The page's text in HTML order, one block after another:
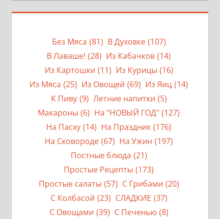
Без Мяса (81) В Духовке (107)
В Лаваше! (28) Из Кабачков (14)
Из Картошки (11) Из Курицы (16)
Из Мяса (25) Из Овощей (69) Из Яиц (14)
К Пиву (9) Летние напитки (5)
Макароны (6) На "НОВЫЙ ГОД" (127)
На Пасху (14) На Праздник (176)
На Сковороде (67) На Ужин (197)
Постные блюда (21)
Простые Рецепты (173)
Простые салаты (57) С Грибами (20)
С Колбасой (23) СЛАДКИЕ (37)
С Овощами (39) С Печенью (8)